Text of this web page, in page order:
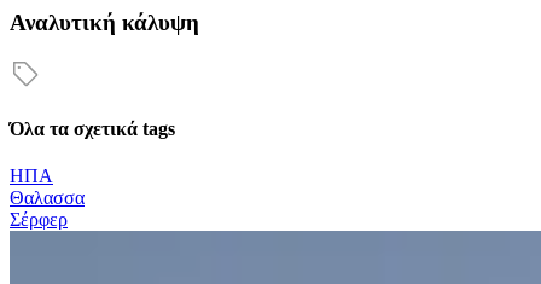
Αναλυτική κάλυψη
Όλα τα σχετικά tags
ΗΠΑ
Θαλασσα
Σέρφερ